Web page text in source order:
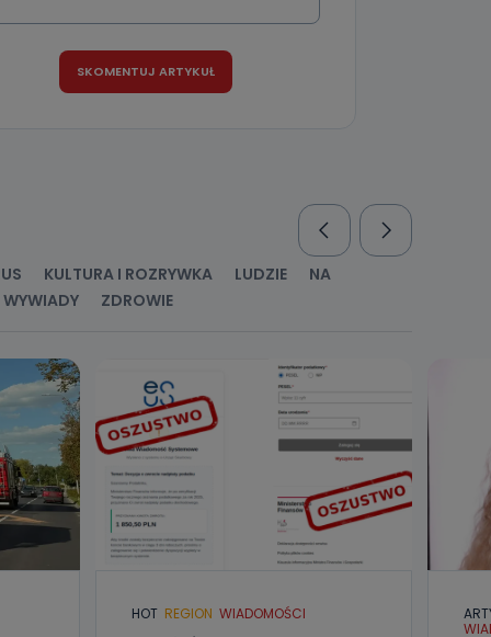
KULTURA I ROZRYWKA LUDZIE
NA
WYWIADY ZDROWIE
HOT REGION WIADOMOŚCI